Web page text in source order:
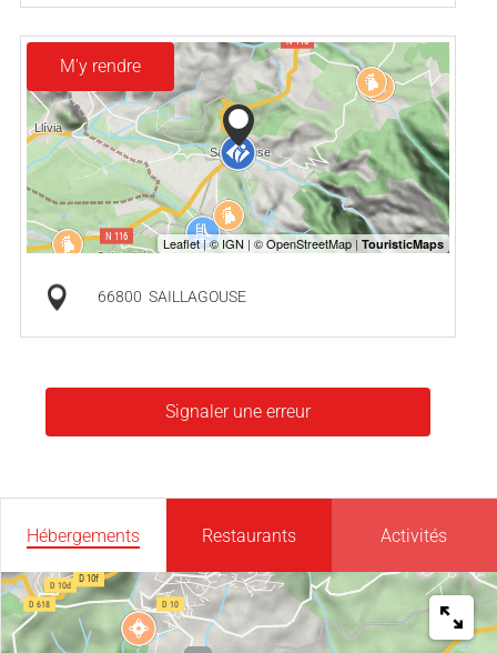
M'y rendre
66800 SAILLAGOUSE
Signaler une erreur
Hébergements Restaurants Activités